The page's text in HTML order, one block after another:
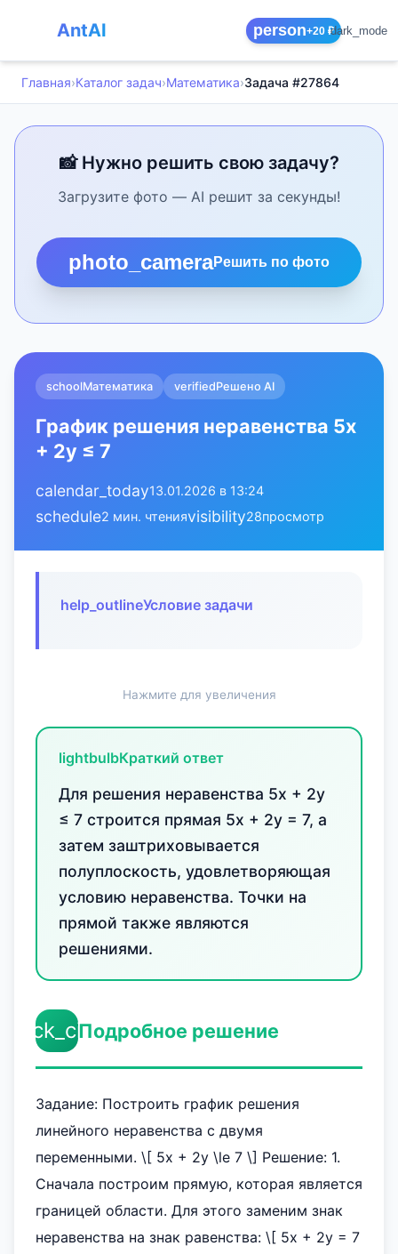
AntAI person+20 ₽dark_mode
Главная›Каталог задач›Математика›Задача #27864
📸 Нужно решить свою задачу?
Загрузите фото — AI решит за секунды!
photo_cameraРешить по фото
schoolМатематика verifiedРешено AI
График решения неравенства 5x
+ 2y ≤ 7
calendar_today13.01.2026 в 13:24
schedule2 мин. чтенияvisibility28просмотр
help_outlineУсловие задачи
Нажмите для увеличения
lightbulbКраткий ответ
Для решения неравенства 5x + 2y
≤ 7 строится прямая 5x + 2y = 7, а
затем заштриховывается
полуплоскость, удовлетворяющая
условию неравенства. Точки на
прямой также являются
решениями.
Подробное решение
Задание: Построить график решения
линейного неравенства с двумя
переменными. \[ 5x + 2y \le 7 \] Решение: 1.
Сначала построим прямую, которая является
границей области. Для этого заменим знак
неравенства на знак равенства: \[ 5x + 2y = 7